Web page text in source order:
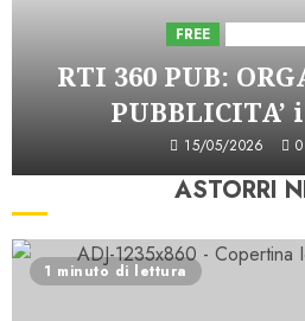
FREE
RTI 360 PUB:
PUBBLICITA’
15/05/2026 0
ASTORRI
1 minuto di lettura